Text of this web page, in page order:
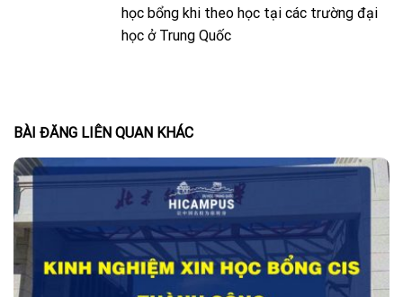
học bổng khi theo học tại các trường đại
học ở Trung Quốc
BÀI ĐĂNG LIÊN QUAN KHÁC